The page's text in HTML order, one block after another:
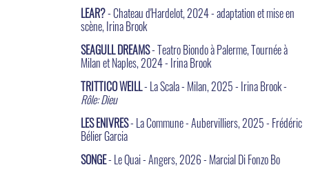
LEAR?- Chateau d'Hardelot, 2024 - adaptation et mise en
scène, Irina Brook
SEAGULL DREAMS- Teatro Biondo à Palerme, Tournée à
Milan et Naples, 2024 - Irina Brook
TRITTICO WEILL- La Scala - Milan, 2025 - Irina Brook -
Rôle: Dieu
LES ENIVRES- La Commune - Aubervilliers, 2025 - Frédéric
Bélier Garcia
SONGE- Le Quai - Angers, 2026 - Marcial Di Fonzo Bo